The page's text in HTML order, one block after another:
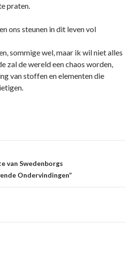
praten.
o­ns steunen in dit leven vol
sommige wel, maar ik wil niet alles
zal de wereld een chaos worden,
van stoffen en elementen die
van Swedenborgs
Ondervindingen”